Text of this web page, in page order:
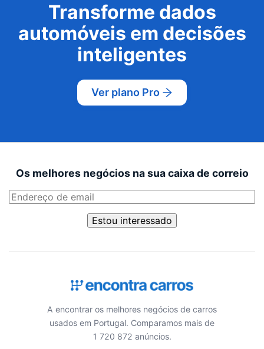
Transforme dados
automóveis em decisões
inteligentes
Ver plano Pro
Os melhores negócios na sua caixa de correio
Estou interessado
A encontrar os melhores negócios de carros
usados em Portugal. Comparamos mais de
1 720 872 anúncios.